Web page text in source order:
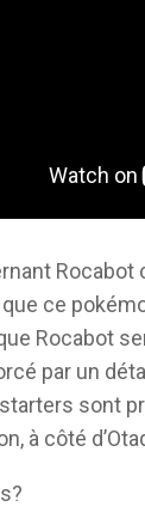
ce
Rocabot
par un
sont
à côté